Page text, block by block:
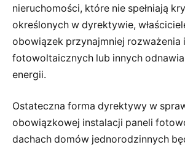
nieruchomości, które nie spełniają
określonych w dyrektywie,
obowiązek przynajmniej rozważenia
fotowoltaicznych lub innych
energii.
Ostateczna forma dyrektywy w
obowiązkowej instalacji paneli
dachach domów jednorodzinnych